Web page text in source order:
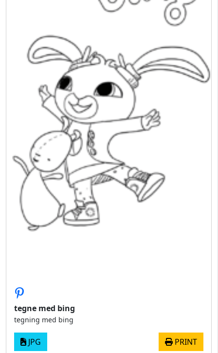
tegne med bing
tegning med bing
JPG PRINT